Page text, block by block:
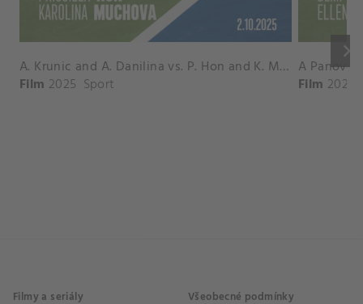
keyboard_arrow_right
A. Krunic and A. Danilina vs. P. Hon and K. Muchova Match Highlights - BEIJING_Capital Group Diamond ( October 02, 2025)
Film 2025 Sport Film 2026
Filmy a seriály Všeobecné podmínky